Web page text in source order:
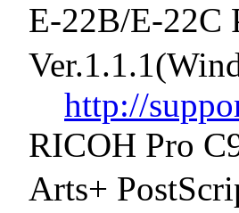
E-22B/E-22C
http://
RICOH Pro
Arts+